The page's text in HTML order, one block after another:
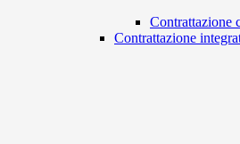
Contrattazione
Contrattazione